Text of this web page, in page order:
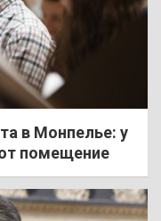
в Монпелье: у
помещение